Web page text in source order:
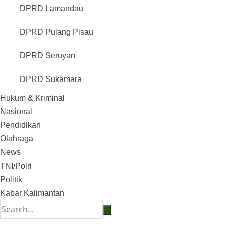
DPRD Lamandau
DPRD Pulang Pisau
DPRD Seruyan
DPRD Sukamara
Hukum & Kriminal
Nasional
Pendidikan
Olahraga
News
TNI/Polri
Politik
Kabar Kalimantan